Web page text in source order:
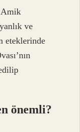
Amik
ve
eteklerinde
önemli?